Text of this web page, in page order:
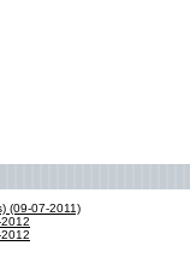
(09-07-2011)